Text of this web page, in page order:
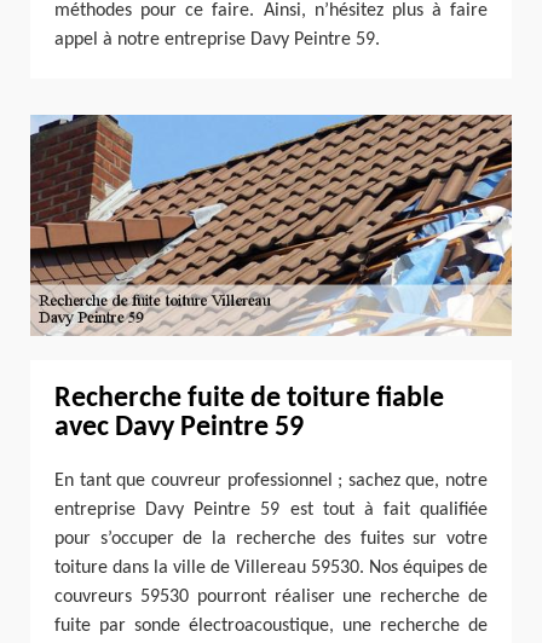
méthodes pour ce faire. Ainsi, n’hésitez plus à faire
appel à notre entreprise Davy Peintre 59.
Recherche fuite de toiture fiable
avec Davy Peintre 59
En tant que couvreur professionnel ; sachez que, notre
entreprise Davy Peintre 59 est tout à fait qualifiée
pour s’occuper de la recherche des fuites sur votre
toiture dans la ville de Villereau 59530. Nos équipes de
couvreurs 59530 pourront réaliser une recherche de
fuite par sonde électroacoustique, une recherche de